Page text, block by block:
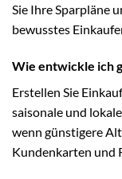
Sie Ihre Sparpläne
bewusstes
Wie entwickle ich
Erstellen Sie
saisonale und
wenn günstigere
Kundenkarten und